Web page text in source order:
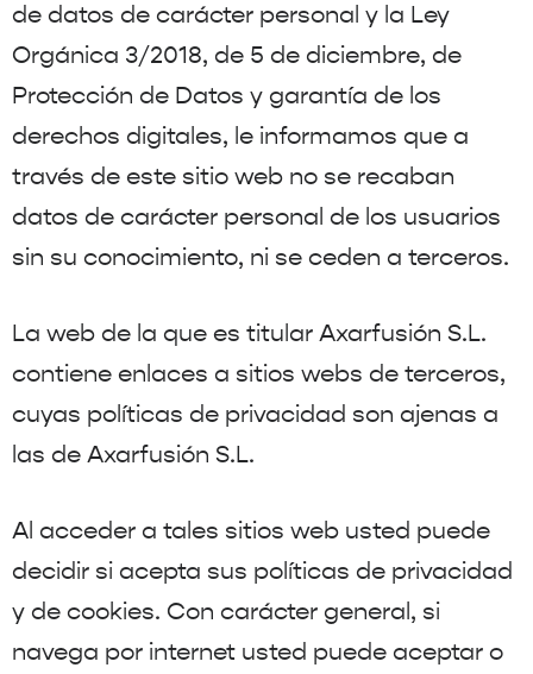
de datos de carácter personal y la Ley
Orgánica 3/2018, de 5 de diciembre, de
Protección de Datos y garantía de los
derechos digitales, le informamos que a
través de este sitio web no se recaban
datos de carácter personal de los usuarios
sin su conocimiento, ni se ceden a terceros.
La web de la que es titular Axarfusión S.L.
contiene enlaces a sitios webs de terceros,
cuyas políticas de privacidad son ajenas a
las de Axarfusión S.L.
Al acceder a tales sitios web usted puede
decidir si acepta sus políticas de privacidad
y de cookies. Con carácter general, si
navega por internet usted puede aceptar o